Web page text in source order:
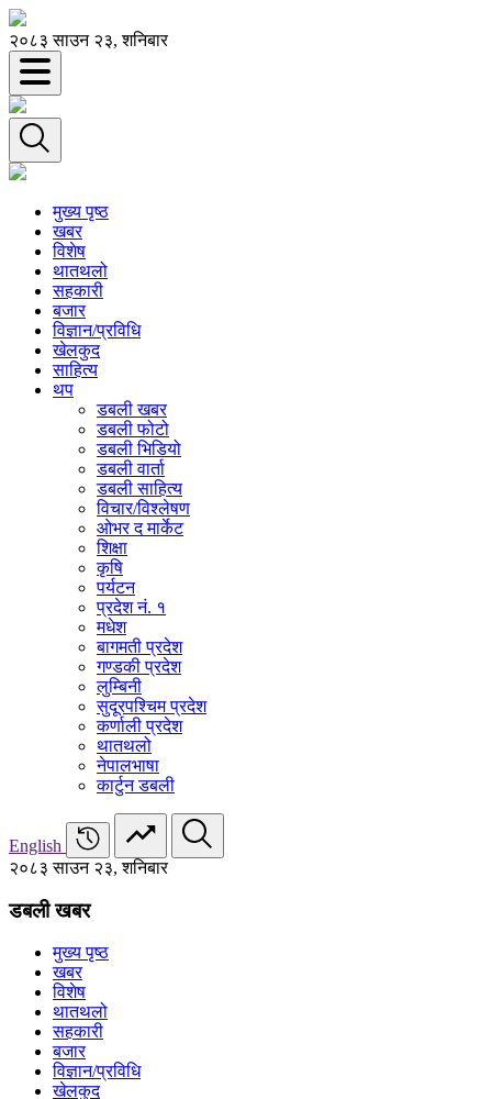
२०८३ साउन २३, शनिबार
मुख्य पृष्ठ
खबर
विशेष
थातथलो
सहकारी
बजार
विज्ञान/प्रविधि
खेलकुद
साहित्य
थप
डबली खबर
डबली फोटो
डबली भिडियो
डबली वार्ता
डबली साहित्य
विचार/विश्‍लेषण
ओभर द मार्केट
शिक्षा
कृषि
पर्यटन
प्रदेश नं. १
मधेश
बागमती प्रदेश
गण्डकी प्रदेश
लुम्बिनी
सुदूरपश्चिम प्रदेश
कर्णाली प्रदेश
थातथलो
नेपालभाषा
कार्टुन डबली
English
२०८३ साउन २३, शनिबार
डबली खबर
मुख्य पृष्ठ
खबर
विशेष
थातथलो
सहकारी
बजार
विज्ञान/प्रविधि
खेलकुद